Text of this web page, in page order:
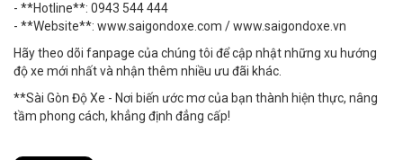
- **Hotline**: 0943 544 444
- **Website**: www.saigondoxe.com / www.saigondoxe.vn
Hãy theo dõi fanpage của chúng tôi để cập nhật những xu hướng
độ xe mới nhất và nhận thêm nhiều ưu đãi khác.
**Sài Gòn Độ Xe - Nơi biến ước mơ của bạn thành hiện thực, nâng
tầm phong cách, khẳng định đẳng cấp!